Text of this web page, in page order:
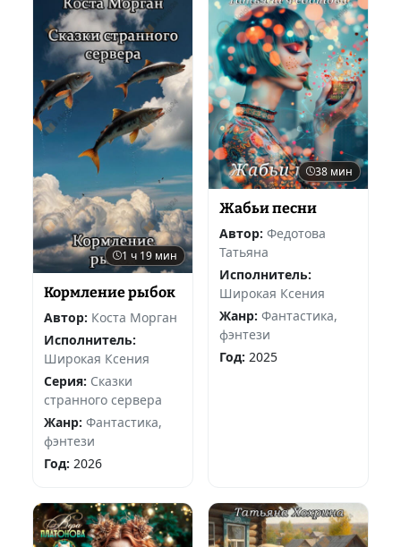
1 ч 19 мин
Кормление рыбок
Автор: Коста Морган
Исполнитель:
Широкая Ксения
Серия: Сказки
странного сервера
Жанр: Фантастика,
фэнтези
Год: 2026
38 мин
Жабьи песни
Автор: Федотова
Татьяна
Исполнитель:
Широкая Ксения
Жанр: Фантастика,
фэнтези
Год: 2025